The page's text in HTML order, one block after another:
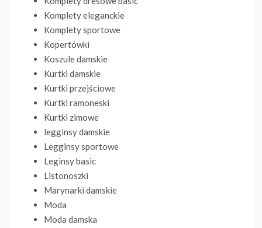
Komplety eleganckie
Komplety sportowe
Kopertówki
Koszule damskie
Kurtki damskie
Kurtki przejściowe
Kurtki ramoneski
Kurtki zimowe
legginsy damskie
Legginsy sportowe
Leginsy basic
Listonoszki
Marynarki damskie
Moda
Moda damska